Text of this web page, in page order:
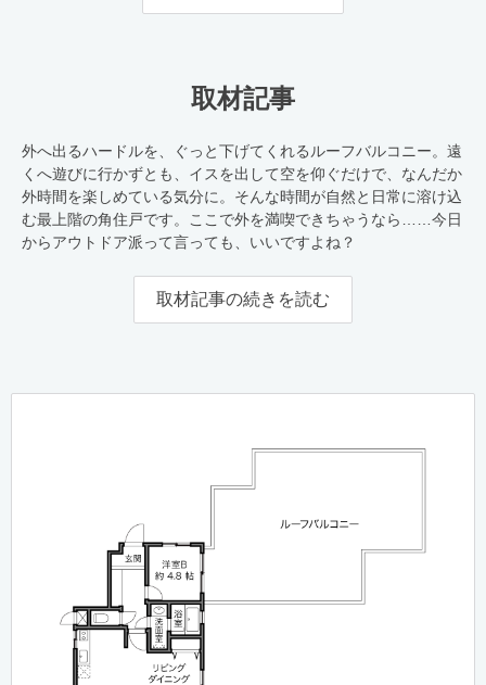
取材記事
外へ出るハードルを、ぐっと下げてくれるルーフバルコニー。遠
くへ遊びに行かずとも、イスを出して空を仰ぐだけで、なんだか
外時間を楽しめている気分に。そんな時間が自然と日常に溶け込
む最上階の角住戸です。ここで外を満喫できちゃうなら……今日
からアウトドア派って言っても、いいですよね？
取材記事の続きを読む